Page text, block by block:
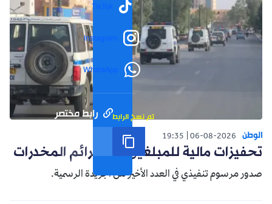
TikTok
Instagram
WhatsApp
رابط مختصر تم نسخ الرابط
الوطن 06-08-2026
19:35
تحفيزات مالية للمبلغين عن جرائم المخدرات
صدور مرسوم تنفيذي في العدد الأخير من الجريدة الرسمية.